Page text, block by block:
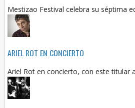
Mestizao Festival celebra su séptima
ARIEL ROT EN CONCIERTO
Ariel Rot en concierto, con este titular